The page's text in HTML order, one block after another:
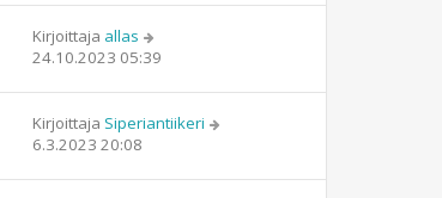
Kirjoittaja allas
24.10.2023 05:39
Kirjoittaja Siperiantiikeri
6.3.2023 20:08